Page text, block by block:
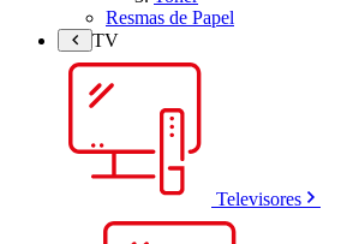
Resmas de Papel
TV
Televisores